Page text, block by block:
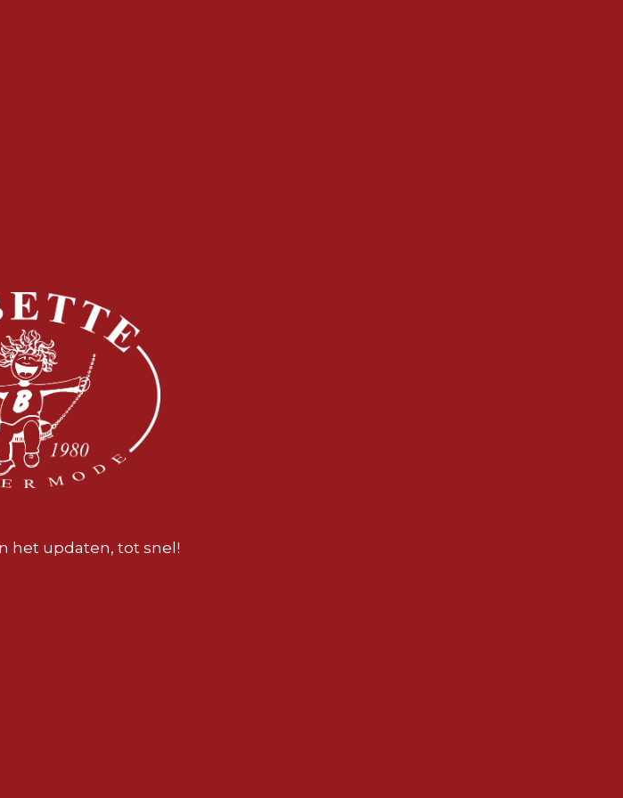
het updaten, tot snel!